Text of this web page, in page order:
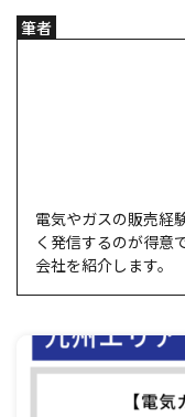
筆者
電気やガスの販売経
く発信するのが得意
会社を紹介します。